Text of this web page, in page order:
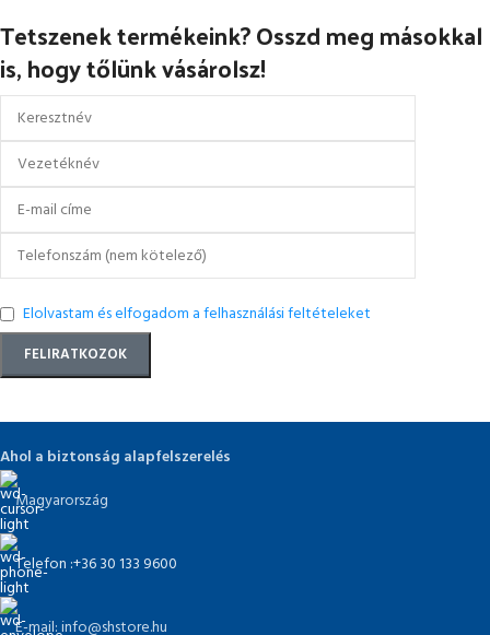
Tetszenek termékeink? Osszd meg másokkal
is, hogy tőlünk vásárolsz!
Elolvastam és elfogadom a felhasználási feltételeket
Ahol a biztonság alapfelszerelés
Magyarország
Telefon :+36 30 133 9600
E-mail: info@shstore.hu